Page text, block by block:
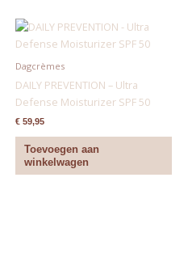
Dagcrèmes
DAILY PREVENTION – Ultra
Defense Moisturizer SPF 50
€ 59,95
Toevoegen aan
winkelwagen